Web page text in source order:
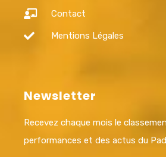
Contact
Mentions Légales
Newsletter
Recevez chaque mois le
performances et des actus du